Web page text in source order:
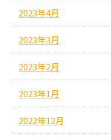
2023年4月
2023年3月
2023年2月
2023年1月
2022年12月